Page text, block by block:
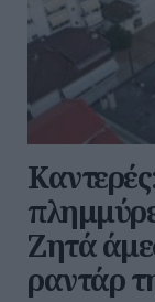
Ζητά
ραντάρ